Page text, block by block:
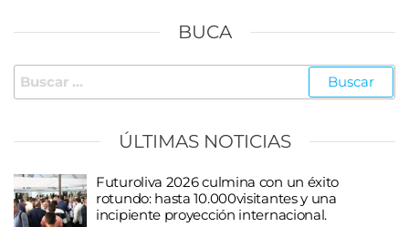
BUCA
Buscar:
ÚLTIMAS NOTICIAS
Futuroliva 2026 culmina con un éxito
rotundo: hasta 10.000visitantes y una
incipiente proyección internacional.